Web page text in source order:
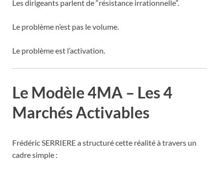
Les dirigeants parlent de “résistance irrationnelle”.
Le problème n’est pas le volume.
Le problème est l’activation.
Le Modèle 4MA – Les 4
Marchés Activables
Frédéric SERRIERE a structuré cette réalité à travers un
cadre simple :